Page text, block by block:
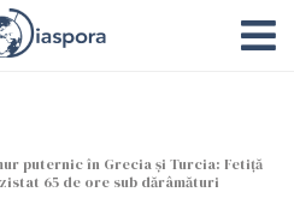
puternic în Grecia și Turcia: Fetiță
65 de ore sub dărâmături